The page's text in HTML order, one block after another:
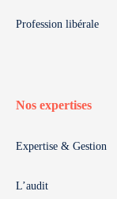
Profession libérale
Nos expertises
Expertise & Gestion
L’audit